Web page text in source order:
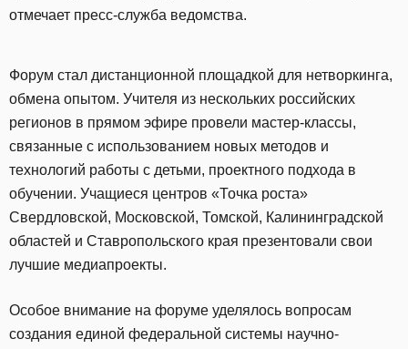
отмечает пресс-служба ведомства.
Форум стал дистанционной площадкой для нетворкинга,
обмена опытом. Учителя из нескольких российских
регионов в прямом эфире провели мастер-классы,
связанные с использованием новых методов и
технологий работы с детьми, проектного подхода в
обучении. Учащиеся центров «Точка роста»
Свердловской, Московской, Томской, Калининградской
областей и Ставропольского края презентовали свои
лучшие медиапроекты.
Особое внимание на форуме уделялось вопросам
создания единой федеральной системы научно-